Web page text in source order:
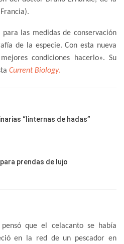
las medidas de conservación
de la especie. Con esta nueva
condiciones hacerlo». Su
Current Biology.
“linternas de hadas”
prendas de lujo
que el celacanto se había
en la red de un pescador en